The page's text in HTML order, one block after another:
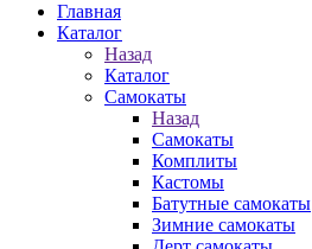
Главная
Каталог
Назад
Каталог
Самокаты
Назад
Самокаты
Комплиты
Кастомы
Батутные самокаты
Зимние самокаты